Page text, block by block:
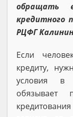
обращать
кредитного
РЦФГ
Если
кредиту,
условия в
обязывает